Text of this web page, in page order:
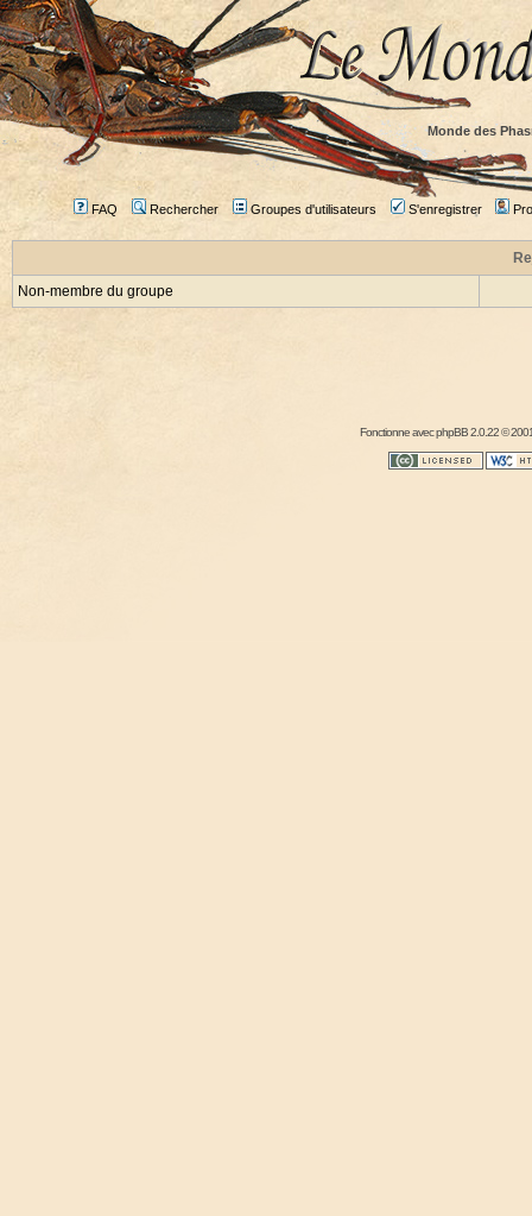
Monde des
FAQ Rechercher Groupes d'utilisateurs S'enregistrer
Non-membre du groupe
Fonctionne avecphpBB2.0.22 ©